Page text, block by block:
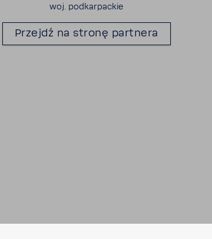
woj. podkar­packie
Przejdź na stronę part­nera